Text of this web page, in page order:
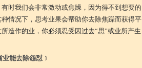
时我们会非常激动或焦躁，因为得不到想要的
情况下，思考业果会帮助你去除焦躁而获得平
造作的业，你必须忍受因过去“思”或业所产生
业能去除怨怼﹞